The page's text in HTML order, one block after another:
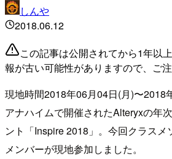
しんや
2018.06.12
この記事は公開されてから1年以
報が古い可能性がありますので、ご注
現地時間2018年06月04日(月)〜2018
アナハイムで開催されたAlteryxの年
ント「Inspire 2018」。今回クラス
メンバーが現地参加しました。